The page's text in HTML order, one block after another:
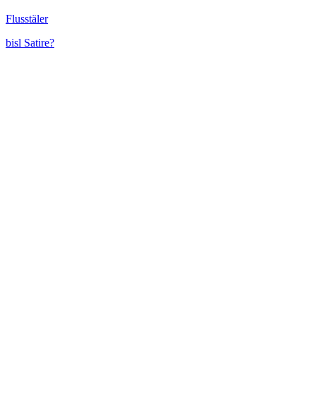
Flusstäler
bisl Satire?